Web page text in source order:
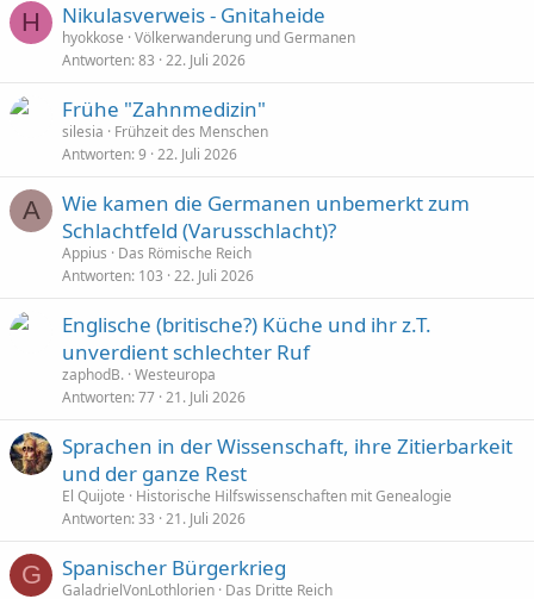
H Nikulasverweis - Gnitaheide
hyokkose Völkerwanderung und Germanen
Antworten 83 22. Juli 2026
Frühe "Zahnmedizin"
silesia
Frühzeit des Menschen
Antworten 9 22. Juli 2026
A
Wie kamen die Germanen unbemerkt zum
Schlachtfeld (Varusschlacht)?
Appius
Das Römische Reich
Antworten 103 22. Juli 2026
Englische (britische?) Küche und ihr z.T.
unverdient schlechter Ruf
zaphodB. Westeuropa
Antworten 77 21. Juli 2026
Sprachen in der Wissenschaft, ihre Zitierbarkeit
und der ganze Rest
El Quijote
Historische Hilfswissenschaften mit Genealogie
Antworten 33 21. Juli 2026
G Spanischer Bürgerkrieg
GaladrielVonLothlorien Das Dritte Reich